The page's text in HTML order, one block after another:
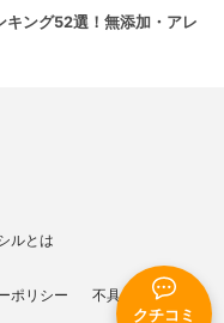
クチコミ
キング52選！無添加・アレ
ルとは
ポリシー 不具合報告